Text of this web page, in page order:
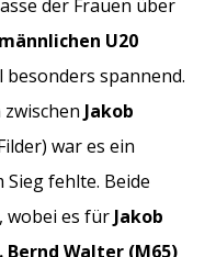
der Frauen über
männlichen U20
besonders spannend.
Jakob
war es ein
Sieg fehlte. Beide
wobei es für Jakob
Bernd Walter (M65)